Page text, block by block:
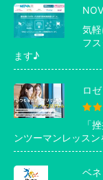
気
フ
ます♪
ロ
「
ンツーマンレッス
ベ